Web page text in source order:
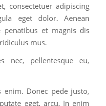
consectetuer adipiscing
eget dolor. Aenean
penatibus et magnis dis
mus.
nec, pellentesque eu,
enim. Donec pede justo,
eget, arcu. In enim